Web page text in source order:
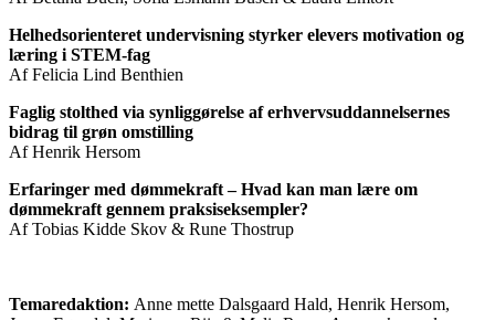
Helhedsorienteret undervisning styrker elevers motivation og
læring i STEM-fag
Af Felicia Lind Benthien
Faglig stolthed via synliggørelse af erhvervsuddannelsernes
bidrag til grøn omstilling
Af Henrik Hersom
Erfaringer med dømmekraft – Hvad kan man lære om
dømmekraft gennem praksiseksempler?
Af Tobias Kidde Skov & Rune Thostrup
Temaredaktion: Anne mette Dalsgaard Hald, Henrik Hersom,